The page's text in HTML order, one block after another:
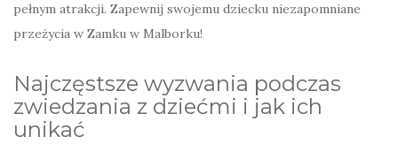
pełnym atrakcji. Zapewnij swojemu dziecku niezapomniane
przeżycia w Zamku w Malborku!
Najczęstsze wyzwania podczas
zwiedzania z dziećmi i jak ich
unikać